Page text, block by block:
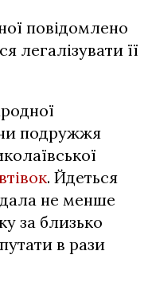
повідомлено
легалізувати її
подружжя
. Йдеться
не менше
за близько
в рази